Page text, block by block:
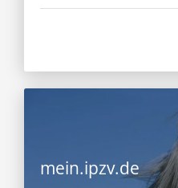
mein.ipzv.de